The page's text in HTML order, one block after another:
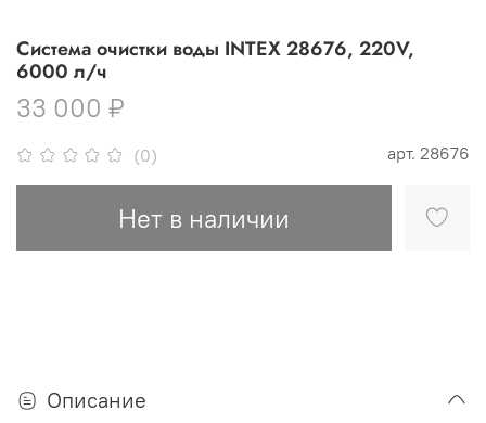
(0) арт. 28676
Система очистки воды INTEX 28676, 220V,
6000 л/ч
33 000 ₽
Нет в наличии
Описание